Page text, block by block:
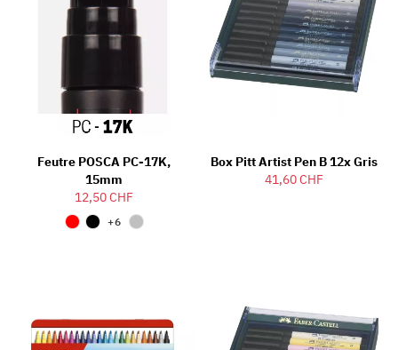
Feutre POSCA PC-17K,
15mm
12,50 CHF
+6
Box Pitt Artist Pen B 12x Gris
41,60 CHF